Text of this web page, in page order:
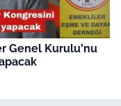
Genel Kurulu'nu